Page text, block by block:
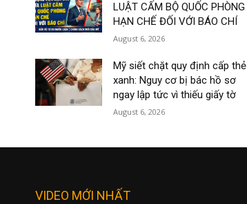
LUẬT CẤM BỘ QUỐC PHÒNG
HẠN CHẾ ĐỐI VỚI BÁO CHÍ
August 6, 2026
Mỹ siết chặt quy định cấp thẻ
xanh: Nguy cơ bị bác hồ sơ
ngay lập tức vì thiếu giấy tờ
August 6, 2026
VIDEO MỚI NHẤT